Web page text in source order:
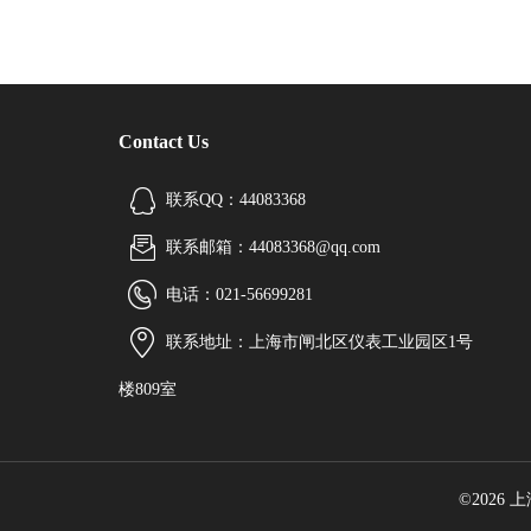
Contact Us
联系QQ：44083368
联系邮箱：44083368@qq.com
电话：021-56699281
联系地址：上海市闸北区仪表工业园区1号
楼809室
©2026